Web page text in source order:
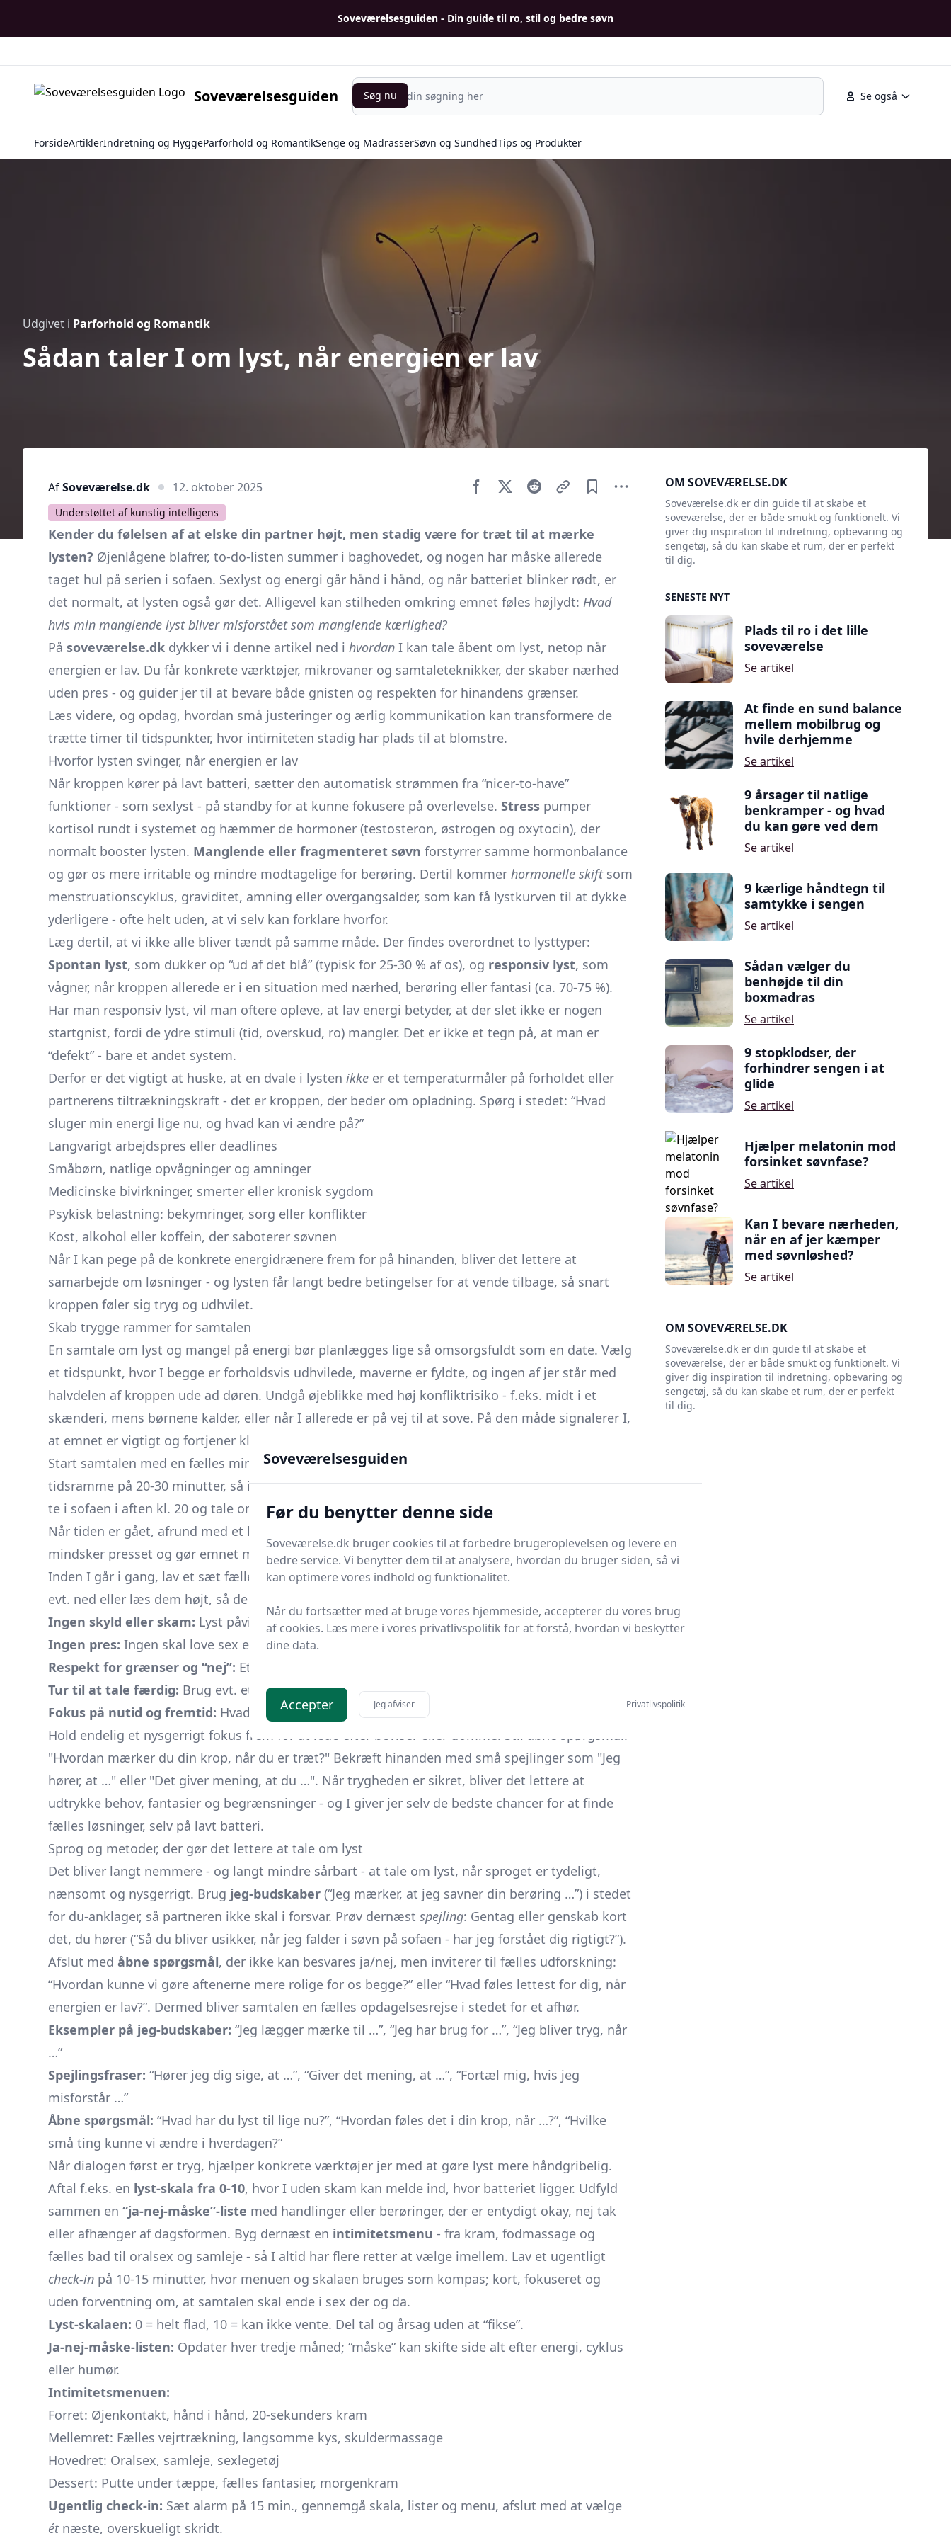
Soveværelsesguiden - Din guide til ro, stil og bedre søvn
Soveværelsesguiden Se også
Søg nu
Søg nu
ForsideArtiklerIndretning og HyggeParforhold og RomantikSenge og MadrasserSøvn og SundhedTips og Produkter
Udgivet i Parforhold og Romantik
Sådan taler I om lyst, når energien er lav
AfSoveværelse.dk 12. oktober 2025
Understøttet af kunstig intelligens
Kender du følelsen af at elske din partner højt, men stadig være for træt til at mærke
lysten? Øjenlågene blafrer, to-do-listen summer i baghovedet, og nogen har måske allerede
taget hul på serien i sofaen. Sexlyst og energi går hånd i hånd, og når batteriet blinker rødt, er
det normalt, at lysten også gør det. Alligevel kan stilheden omkring emnet føles højlydt: Hvad
hvis min manglende lyst bliver misforstået som manglende kærlighed?
På soveværelse.dk dykker vi i denne artikel ned i hvordan I kan tale åbent om lyst, netop når
energien er lav. Du får konkrete værktøjer, mikrovaner og samtaleteknikker, der skaber nærhed
uden pres - og guider jer til at bevare både gnisten og respekten for hinandens grænser.
Læs videre, og opdag, hvordan små justeringer og ærlig kommunikation kan transformere de
trætte timer til tidspunkter, hvor intimiteten stadig har plads til at blomstre.
Hvorfor lysten svinger, når energien er lav
Når kroppen kører på lavt batteri, sætter den automatisk strømmen fra “nicer-to-have”
funktioner - som sexlyst - på standby for at kunne fokusere på overlevelse. Stress pumper
kortisol rundt i systemet og hæmmer de hormoner (testosteron, østrogen og oxytocin), der
normalt booster lysten. Manglende eller fragmenteret søvn forstyrrer samme hormonbalance
og gør os mere irritable og mindre modtagelige for berøring. Dertil kommer hormonelle skiftsom
menstruationscyklus, graviditet, amning eller overgangsalder, som kan få lystkurven til at dykke
yderligere - ofte helt uden, at vi selv kan forklare hvorfor.
Læg dertil, at vi ikke alle bliver tændt på samme måde. Der findes overordnet to lysttyper:
Spontan lyst, som dukker op “ud af det blå” (typisk for 25-30 % af os), og responsiv lyst, som
vågner, når kroppen allerede er i en situation med nærhed, berøring eller fantasi (ca. 70-75 %).
Har man responsiv lyst, vil man oftere opleve, at lav energi betyder, at der slet ikke er nogen
startgnist, fordi de ydre stimuli (tid, overskud, ro) mangler. Det er ikke et tegn på, at man er
“defekt” - bare et andet system.
Derfor er det vigtigt at huske, at en dvale i lysten ikke er et temperaturmåler på forholdet eller
partnerens tiltrækningskraft - det er kroppen, der beder om opladning. Spørg i stedet: “Hvad
sluger min energi lige nu, og hvad kan vi ændre på?”
Langvarigt arbejdspres eller deadlines
Småbørn, natlige opvågninger og amninger
Medicinske bivirkninger, smerter eller kronisk sygdom
Psykisk belastning: bekymringer, sorg eller konflikter
Kost, alkohol eller koffein, der saboterer søvnen
Når I kan pege på de konkrete energidrænere frem for på hinanden, bliver det lettere at
samarbejde om løsninger - og lysten får langt bedre betingelser for at vende tilbage, så snart
kroppen føler sig tryg og udhvilet.
Skab trygge rammer for samtalen
En samtale om lyst og mangel på energi bør planlægges lige så omsorgsfuldt som en date. Vælg
et tidspunkt, hvor I begge er forholdsvis udhvilede, maverne er fyldte, og ingen af jer står med
halvdelen af kroppen ude ad døren. Undgå øjeblikke med høj konflikt­risiko - f.eks. midt i et
skænderi, mens børnene kalder, eller når I allerede er på vej til at sove. På den måde signalerer I,
at emnet er vigtigt og fortjener klar opmærksomhed, ikke rester af dagens sidste batteriprocent.
Start samtalen med en fælles mini-agenda:Hvad vil vi gerne forstå eller blive klogere på?
tidsramme på 20-30 minutter, så ingen frygter en maratondebat. I kan sige: Skal vi tage en kop
te i sofaen i aften kl. 20 og tale om, hvordan vi hver især oplever lyst, nu hvor vi er så trætte?
Når tiden er gået, afrund med et lille resume og aftal eventuelt et opfølgende tidspunkt - det
mindsker presset og gør emnet mere håndterbart.
Inden I går i gang, lav et sæt fælles spilleregler, der kan fungere som sikkerhedsnet. Skriv dem
evt. ned eller læs dem højt, så de bliver konkrete:
Ingen skyld eller skam: Lyst påvirkes af mange faktorer, ingen er “skyldige”.
Ingen pres: Ingen skal love sex eller forklaringer for at gøre den anden rolig.
Respekt for grænser og “nej”: Et nej er altid gyldigt og skal mødes med omsorg.
Tur til at tale færdig: Brug evt. et fysisk taletegn (en ske, en sten), så I ikke afbryder.
Fokus på nutid og fremtid: Hvad har vi brug for nu, og hvad vil vi prøve af?
Hold endelig et nysgerrigt fokus frem for at lede efter beviser eller domme. Stil åbne spørgsmål:
Hvordan mærker du din krop, når du er træt? Bekræft hinanden med små spejlinger som Jeg
hører, at … eller Det giver mening, at du … . Når trygheden er sikret, bliver det lettere at
udtrykke behov, fantasier og begrænsninger - og I giver jer selv de bedste chancer for at finde
fælles løsninger, selv på lavt batteri.
Sprog og metoder, der gør det lettere at tale om lyst
Det bliver langt nemmere - og langt mindre sårbart - at tale om lyst, når sproget er tydeligt,
nænsomt og nysgerrigt. Brug jeg-budskaber (“Jeg mærker, at jeg savner din berøring …”) i stedet
for du-anklager, så partneren ikke skal i forsvar. Prøv dernæst spejling: Gentag eller genskab kort
det, du hører (“Så du bliver usikker, når jeg falder i søvn på sofaen - har jeg forstået dig rigtigt?”).
Afslut med åbne spørgsmål, der ikke kan besvares ja/nej, men inviterer til fælles udforskning:
“Hvordan kunne vi gøre aftenerne mere rolige for os begge?” eller “Hvad føles lettest for dig, når
energien er lav?”. Dermed bliver samtalen en fælles opdagelsesrejse i stedet for et afhør.
Eksempler på jeg-budskaber: “Jeg lægger mærke til …”, “Jeg har brug for …”, “Jeg bliver tryg, når
…”
Spejlingsfraser: “Hører jeg dig sige, at …”, “Giver det mening, at …”, “Fortæl mig, hvis jeg
misforstår …”
Åbne spørgsmål: “Hvad har du lyst til lige nu?”, “Hvordan føles det i din krop, når …?”, “Hvilke
små ting kunne vi ændre i hverdagen?”
Når dialogen først er tryg, hjælper konkrete værktøjer jer med at gøre lyst mere håndgribelig.
Aftal f.eks. en lyst-skala fra 0-10, hvor I uden skam kan melde ind, hvor batteriet ligger. Udfyld
sammen en “ja-nej-måske”-liste med handlinger eller berøringer, der er entydigt okay, nej tak
eller afhænger af dagsformen. Byg dernæst en intimitetsmenu - fra kram, fodmassage og
fælles bad til oralsex og samleje - så I altid har flere retter at vælge imellem. Lav et ugentligt
check-in på 10-15 minutter, hvor menuen og skalaen bruges som kompas; kort, fokuseret og
uden forventning om, at samtalen skal ende i sex der og da.
Lyst-skalaen: 0 = helt flad, 10 = kan ikke vente. Del tal og årsag uden at “fikse”.
Ja-nej-måske-listen: Opdater hver tredje måned; “måske” kan skifte side alt efter energi, cyklus
eller humør.
Intimitetsmenuen:
Forret: Øjenkontakt, hånd i hånd, 20-sekunders kram
Mellemret: Fælles vejrtrækning, langsomme kys, skuldermassage
Hovedret: Oralsex, samleje, sexlegetøj
Dessert: Putte under tæppe, fælles fantasier, morgenkram
Ugentlig check-in: Sæt alarm på 15 min., gennemgå skala, lister og menu, afslut med at vælge
étnæste, overskueligt skridt.
Sidebar
OM SOVEVÆRELSE.DK
Soveværelse.dk er din guide til at skabe et
soveværelse, der er både smukt og funktionelt. Vi
giver dig inspiration til indretning, opbevaring og
sengetøj, så du kan skabe et rum, der er perfekt
til dig.
SENESTE NYT
Plads til ro i det lille
soveværelse
Se artikel
At finde en sund balance
mellem mobilbrug og
hvile derhjemme
Se artikel
9 årsager til natlige
benkramper - og hvad
du kan gøre ved dem
Se artikel
9 kærlige håndtegn til
samtykke i sengen
Se artikel
Sådan vælger du
benhøjde til din
boxmadras
Se artikel
9 stopklodser, der
forhindrer sengen i at
glide
Se artikel
Hjælper melatonin mod
forsinket søvnfase?
Se artikel
Kan I bevare nærheden,
når en af jer kæmper
med søvnløshed?
Se artikel
OM SOVEVÆRELSE.DK
Soveværelse.dk er din guide til at skabe et
soveværelse, der er både smukt og funktionelt. Vi
giver dig inspiration til indretning, opbevaring og
sengetøj, så du kan skabe et rum, der er perfekt
til dig.
Soveværelsesguiden
Før du benytter denne side
Soveværelse.dk bruger cookies til at forbedre brugeroplevelsen og levere en
bedre service. Vi benytter dem til at analysere, hvordan du bruger siden, så vi
kan optimere vores indhold og funktionalitet.
Når du fortsætter med at bruge vores hjemmeside, accepterer du vores brug
af cookies. Læs mere i vores privatlivspolitik for at forstå, hvordan vi beskytter
dine data.
Accepter Jeg afviser Privatlivspolitik